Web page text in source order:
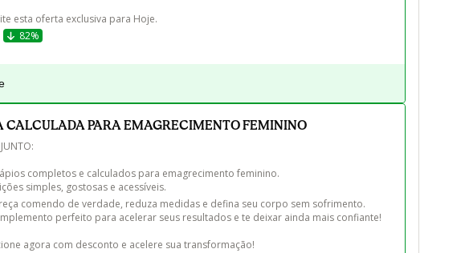
esta oferta exclusiva para Hoje.
82%
CALCULADA PARA EMAGRECIMENTO FEMININO
completos e calculados para emagrecimento feminino.
simples, gostosas e acessíveis.
comendo de verdade, reduza medidas e defina seu corpo sem sofrimento.
perfeito para acelerar seus resultados e te deixar ainda mais confiante!
agora com desconto e acelere sua transformação!